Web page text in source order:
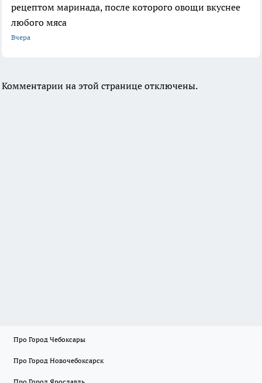
рецептом маринада, после которого овощи вкуснее
любого мяса
Вчера
Комментарии на этой странице отключены.
Про Город Чебоксары
Про Город Новочебоксарск